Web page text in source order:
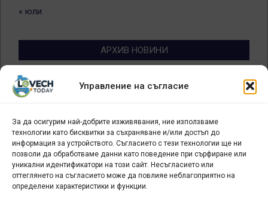
Управление на съгласие
За да осигурим най-добрите изживявания, ние използваме
технологии като бисквитки за съхраняване и/или достъп до
информация за устройството. Съгласието с тези технологии ще ни
позволи да обработваме данни като поведение при сърфиране или
уникални идентификатори на този сайт. Несъгласието или
оттеглянето на съгласието може да повлияе неблагоприятно на
определени характеристики и функции.
« юли
АРХИВ НОВИНИ
Архив
новини
БИЗНЕС
Арт галерия "Мостове" – магазин за изкуство
СЕВЕРОЗАПАДА ИНФОРМАЦИОНЕН БИЗНЕС
ТУРИСТИЧЕСКИ КЛЪСТЕР